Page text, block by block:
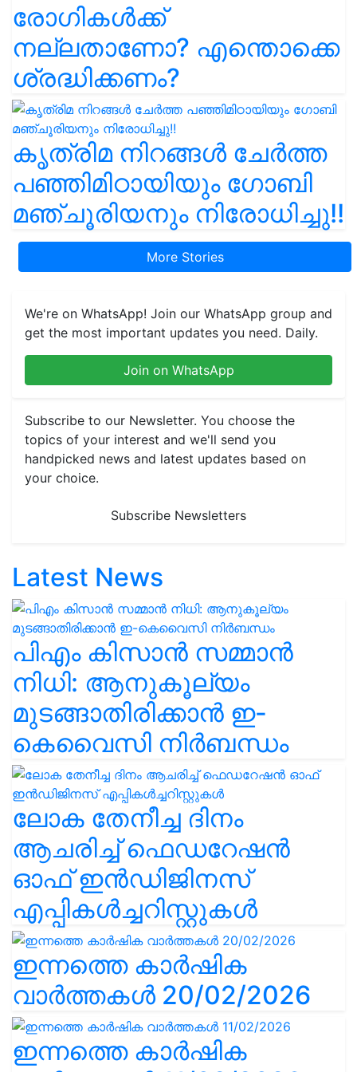
രോഗികൾക്ക്
നല്ലതാണോ? എന്തൊക്കെ
ശ്രദ്ധിക്കണം?
കൃത്രിമ നിറങ്ങൾ ചേർത്ത
പഞ്ഞിമിഠായിയും ഗോബി
മഞ്ചൂരിയനും നിരോധിച്ചു!!
More Stories
We're on WhatsApp! Join our WhatsApp group and
get the most important updates you need. Daily.
Join on WhatsApp
Subscribe to our Newsletter. You choose the
topics of your interest and we'll send you
handpicked news and latest updates based on
your choice.
Subscribe Newsletters
Latest News
പിഎം കിസാൻ സമ്മാൻ
നിധി: ആനുകൂല്യം
മുടങ്ങാതിരിക്കാൻ ഇ-
കെവൈസി നിർബന്ധം
ലോക തേനീച്ച ദിനം
ആചരിച്ച് ഫെഡറേഷൻ
ഓഫ് ഇൻഡിജിനസ്
എപ്പികൾച്ചറിസ്റ്റുകൾ
ഇന്നത്തെ കാർഷിക
വാർത്തകൾ 20/02/2026
ഇന്നത്തെ കാർഷിക